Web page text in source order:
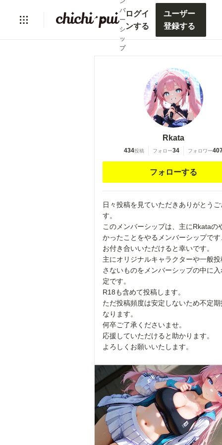
バ
ー
シ
ッ
プ
ログイ
ンする
ユーザー
登録する
Rkata
434投稿 フォロー34 フォロワー
フォローする
日々投稿を見ていただきありがとう
す。
このメンバーシップは、主にRkataの
かったことをやるメンバーシップです
お付き合いいただけると幸いです。
主にオリジナルキャラクターや一般
さないものをメンバーシップの中に
定です。
R18も含めて投稿します。
ただ投稿頻度は安定しないため不定
なります。
何卒ご了承くださいませ。
応援していただけると助かります。
よろしくお願いいたします。